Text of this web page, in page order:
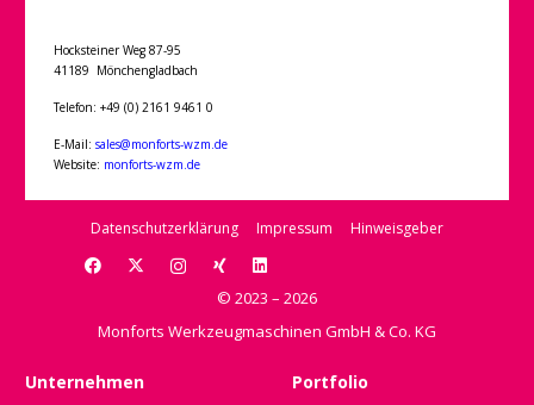
Hocksteiner Weg 87-95
41189 Mönchengladbach
Telefon: +49 (0) 2161 9461 0
E-Mail: sales@monforts-wzm.de
Website: monforts-wzm.de
Datenschutzerklärung Impressum Hinweisgeber
© 2023 – 2026
Monforts Werkzeugmaschinen GmbH & Co. KG
Unternehmen
Portfolio